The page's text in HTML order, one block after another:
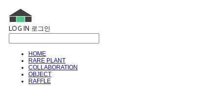
LOG IN 로그인
HOME
RARE PLANT
COLLABORATION
OBJECT
RAFFLE